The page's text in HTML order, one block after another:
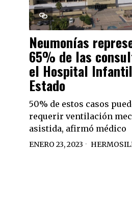
Neumonías
65% de las
el Hospital
Estado
50% de estos casos
requerir ventilación
asistida, afirmó médico
ENERO 23, 2023